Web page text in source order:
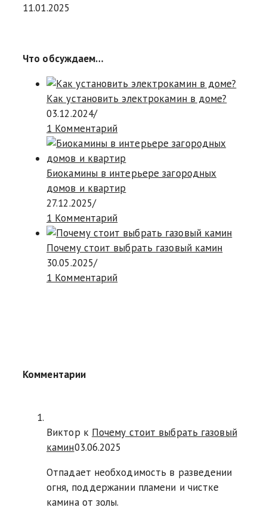
11.01.2025
Что обсуждаем…
Как установить электрокамин в доме?
03.12.2024/
1 Комментарий
Биокамины в интерьере загородных
домов и квартир
27.12.2025/
1 Комментарий
Почему стоит выбрать газовый камин
30.05.2025/
1 Комментарий
Комментарии
Виктор к Почему стоит выбрать газовый
камин03.06.2025
Отпадает необходимость в разведении
огня, поддержании пламени и чистке
камина от золы.